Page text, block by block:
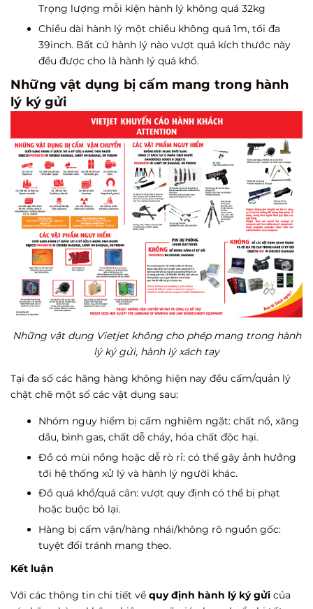
Trọng lượng mỗi kiện hành lý không quá 32kg
Chiều dài hành lý một chiều không quá 1m, tối đa
39inch. Bất cứ hành lý nào vượt quá kích thước này
đều được cho là hành lý quá khổ.
Những vật dụng bị cấm mang trong hành
lý ký gửi
Những vật dụng Vietjet không cho phép mang trong hành
lý ký gửi, hành lý xách tay
Tại đa số các hãng hàng không hiện nay đều cấm/quản lý
chặt chẽ một số các vật dụng sau:
Nhóm nguy hiểm bị cấm nghiêm ngặt: chất nổ, xăng
dầu, bình gas, chất dễ cháy, hóa chất độc hại.
Đồ có mùi nồng hoặc dễ rò rỉ: có thể gây ảnh hưởng
tới hệ thống xử lý và hành lý người khác.
Đồ quá khổ/quá cân: vượt quy định có thể bị phạt
hoặc buộc bỏ lại.
Hàng bị cấm vận/hàng nhái/không rõ nguồn gốc:
tuyệt đối tránh mang theo.
Kết luận
Với các thông tin chi tiết về quy định hành lý ký gửi của